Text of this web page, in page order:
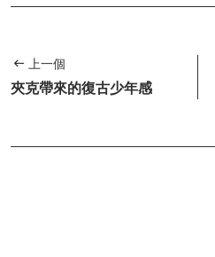
上一個
夾克帶來的復古少年感